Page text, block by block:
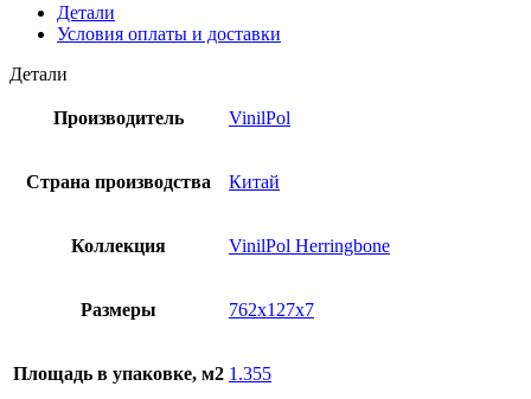
Детали
Условия оплаты и доставки
Детали
Производитель VinilPol
Страна производства Китай
Коллекция VinilPol Herringbone
Размеры 762x127x7
Площадь в упаковке, м2 1.355